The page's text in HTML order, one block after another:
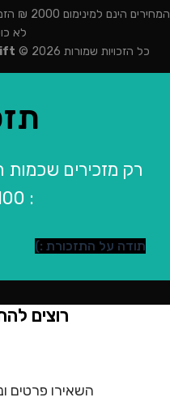
לא
כל הזכויות שמורות 2026 ©
רק מזכירים שכמות
: 100 יחידות
תודה על התזכורת :)
רוצים
השאירו פרטים